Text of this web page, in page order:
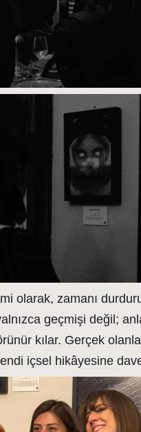
olarak, zamanı
geçmişi değil;
kılar. Gerçek
içsel hikâyesine